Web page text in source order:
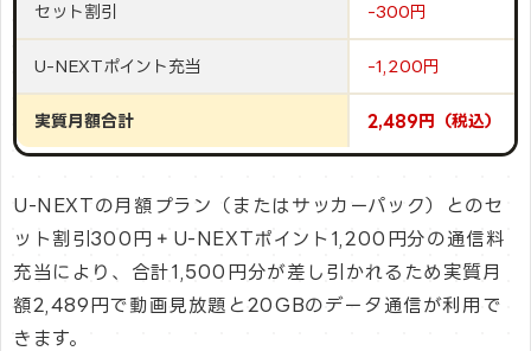
セット割引 -300円
U-NEXTポイント充当 -1,200円
実質月額合計 2,489円（税込）
U-NEXTの月額プラン（またはサッカーパック）とのセ
ット割引300円＋U-NEXTポイント1,200円分の通信料
充当により、合計1,500円分が差し引かれるため実質月
額2,489円で動画見放題と20GBのデータ通信が利用で
きます。